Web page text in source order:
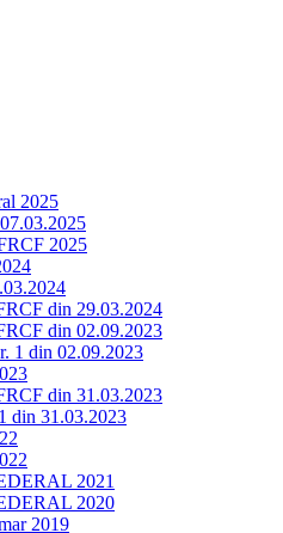
2025
2025
din 29.03.2024
din 02.09.2023
1 din 02.09.2023
din 31.03.2023
din 31.03.2023
2021
2020
2019